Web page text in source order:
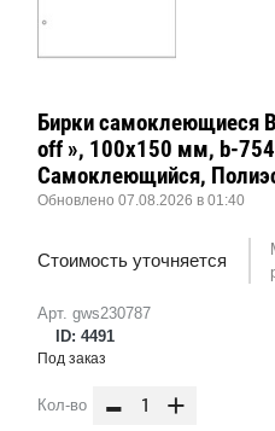
Арт. gws230787
ID: 4491
Бирки самоклеющиеся
off », 100x150 мм, b-
Самоклеющийся,
Обновлено 07.08.2026 в 01:40
Стоимость уточняется
Под заказ
Кол-во - +